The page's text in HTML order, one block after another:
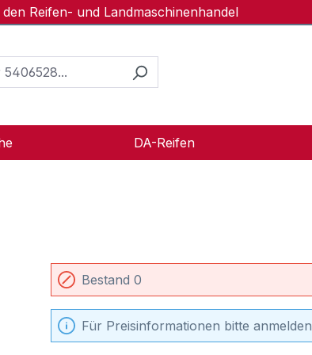
Reifen- und Landmaschinenhandel
DA-Reifen
Bestand 0
Für Preisinformationen bitte anmelden